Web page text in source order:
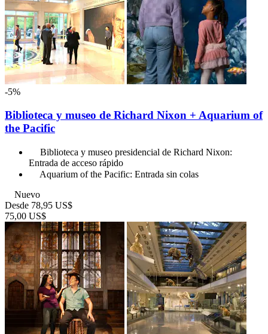
-5%
Biblioteca y museo de Richard Nixon + Aquarium of
the Pacific
Biblioteca y museo presidencial de Richard Nixon:
Entrada de acceso rápido
Aquarium of the Pacific: Entrada sin colas
Nuevo
Desde 78,95 US$
75,00 US$